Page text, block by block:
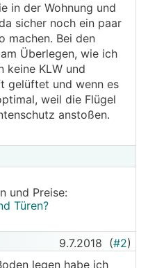
in der Wohnung und
sicher noch ein paar
machen. Bei den
Überlegen, wie ich
keine KLW und
gelüftet und wenn es
weil die Flügel
anstoßen.
und Preise:
Türen?
9.7.2018 (#2)
legen habe ich